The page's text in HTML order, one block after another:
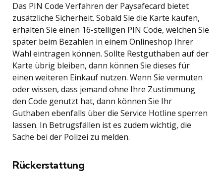
Das PIN Code Verfahren der Paysafecard bietet
zusätzliche Sicherheit. Sobald Sie die Karte kaufen,
erhalten Sie einen 16-stelligen PIN Code, welchen Sie
später beim Bezahlen in einem Onlineshop Ihrer
Wahl eintragen können. Sollte Restguthaben auf der
Karte übrig bleiben, dann können Sie dieses für
einen weiteren Einkauf nutzen. Wenn Sie vermuten
oder wissen, dass jemand ohne Ihre Zustimmung
den Code genutzt hat, dann können Sie Ihr
Guthaben ebenfalls über die Service Hotline sperren
lassen. In Betrugsfällen ist es zudem wichtig, die
Sache bei der Polizei zu melden.
Rückerstattung